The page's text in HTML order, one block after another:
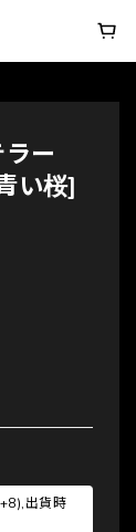
ー
い桜]
出貨時